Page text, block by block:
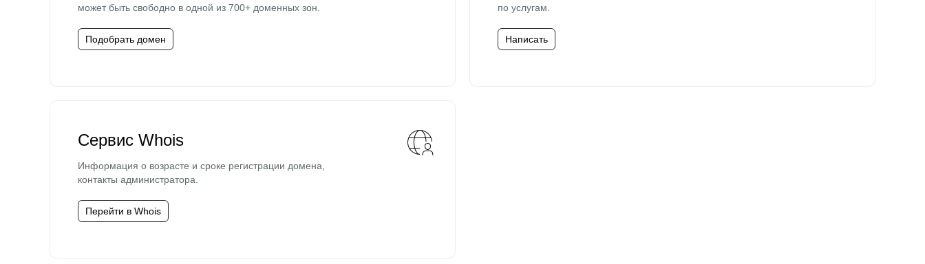
может быть свободно в одной из 700+ доменных зон.
Подобрать домен
по услугам.
Написать
Сервис Whois
Информация о возрасте и сроке регистрации домена,
контакты администратора.
Перейти в Whois